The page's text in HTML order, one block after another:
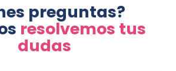
preguntas?
resolvemos tus
dudas